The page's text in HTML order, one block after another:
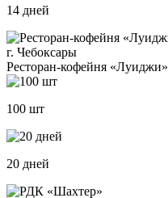
14 дней
г. Чебоксары
Ресторан-кофейня «Луиджи»
100 шт
20 дней